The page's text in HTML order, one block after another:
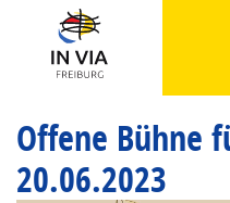
Offene Bühne
20.06.2023